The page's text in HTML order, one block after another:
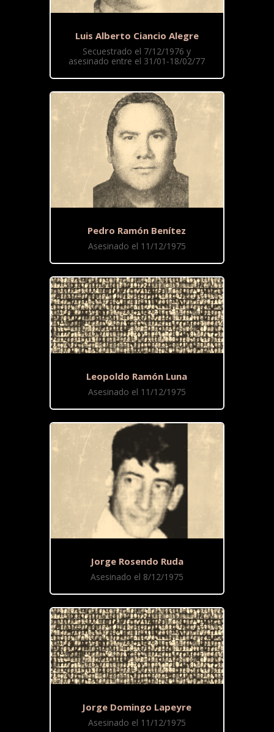
Luis Alberto Ciancio Alegre
Secuestrado el 7/12/1976 y
asesinado entre el 31/01-18/02/77
Pedro Ramón Benítez
Asesinado el 11/12/1975
Leopoldo Ramón Luna
Asesinado el 11/12/1975
Jorge Rosendo Ruda
Asesinado el 8/12/1975
Jorge Domingo Lapeyre
Asesinado el 11/12/1975